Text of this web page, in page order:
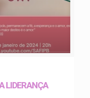
LIDERANÇA